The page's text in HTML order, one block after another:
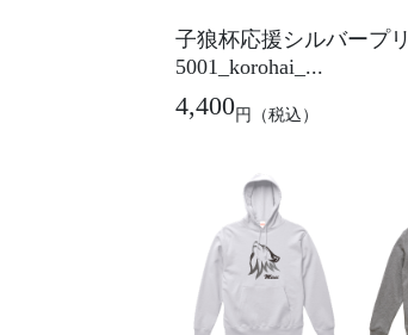
子狼杯応援シルバープ
5001_korohai_...
4,400円 （税込）